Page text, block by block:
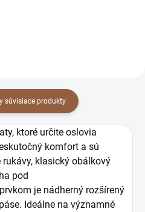
súvisiace produkty
ktoré určite oslovia
komfort a sú
klasický obálkový
pod
je nádherný rozšírený
Ideálne na významné